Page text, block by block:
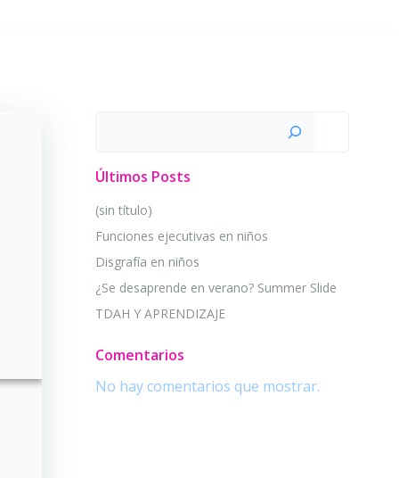
Últimos Posts
(sin título)
Funciones ejecutivas en niños
Disgrafía en niños
¿Se desaprende en verano? Summer Slide
TDAH Y APRENDIZAJE
Comentarios
No hay comentarios que mostrar.